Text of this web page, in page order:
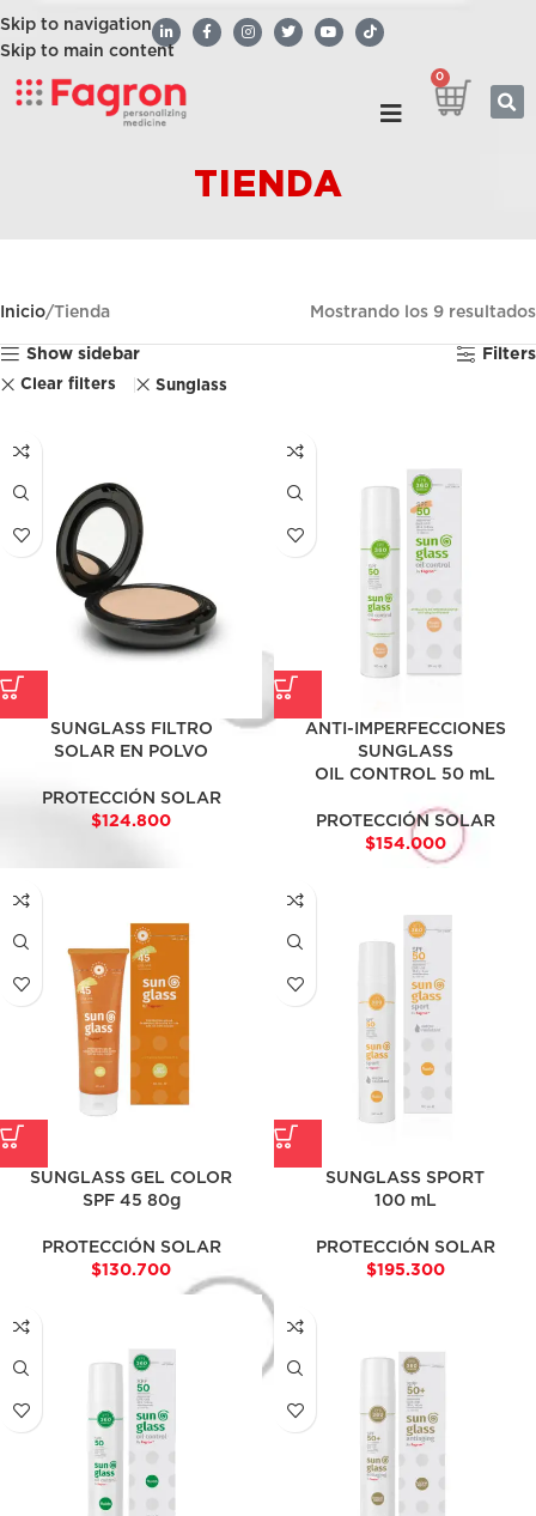
Skip to navigation
Skip to main content
0
TIENDA
Inicio Tienda Mostrando los 9 resultados
Show sidebar
Filters
Clear filters
Sunglass
SUNGLASS FILTRO
SOLAR EN POLVO
PROTECCIÓN SOLAR
$124.800
ANTI-IMPERFECCIONES
SUNGLASS
OIL CONTROL 50 mL
PROTECCIÓN SOLAR
$154.000
SUNGLASS GEL COLOR
SPF 45 80g
PROTECCIÓN SOLAR
$130.700
SUNGLASS SPORT
100 mL
PROTECCIÓN SOLAR
$195.300